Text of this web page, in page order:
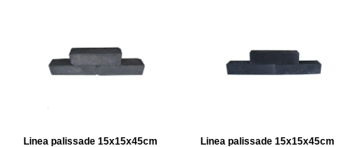
Linea palissade 15x15x45cm Linea palissade 15x15x45cm